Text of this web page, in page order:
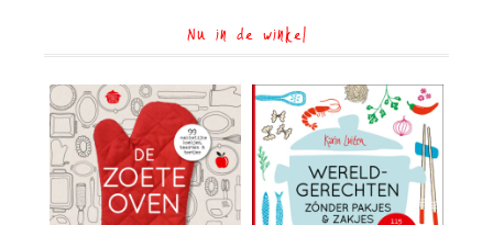
Nu in de winkel